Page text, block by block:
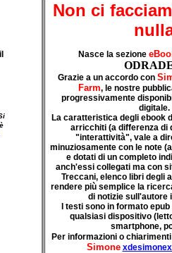
Non ci
Nasce la sezione
Grazie a un accordo con
Farm, le nostre
progressivamente
digitale.
La caratteristica degli ebook
arricchiti (a differenza di
"interattività", vale a
minuziosamente con le note
e dotati di un completo
anch'essi collegati ma con
Treccani, elenco libri degli
rendere più semplice la
di notizie sull'autore
I testi sono in formato
qualsiasi dispositivo
smartphone,
Per informazioni o
Simone